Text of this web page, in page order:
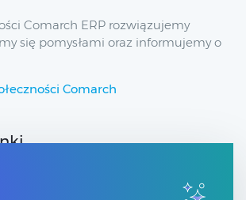
Comarch ERP rozwiązujemy
się pomysłami oraz informujemy o
Comarch